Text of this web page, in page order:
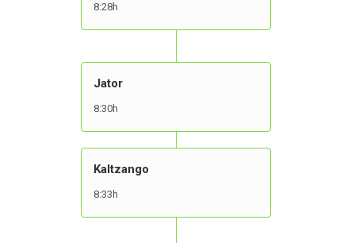
8:28h
Jator
8:30h
Kaltzango
8:33h